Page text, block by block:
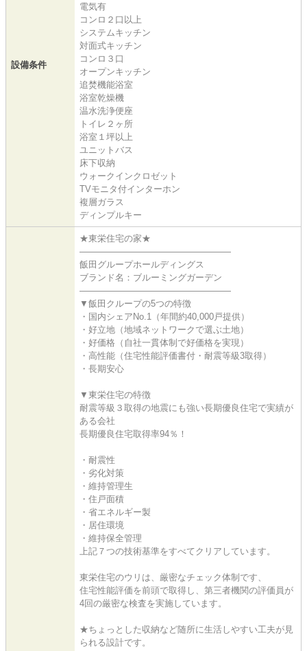
設備条件
電気有
コンロ２口以上
システムキッチン
対面式キッチン
コンロ３口
オープンキッチン
追焚機能浴室
浴室乾燥機
温水洗浄便座
トイレ２ヶ所
浴室１坪以上
ユニットバス
床下収納
ウォークインクロゼット
TVモニタ付インターホン
複層ガラス
ディンプルキー
★東栄住宅の家★
―――――――――――――――――
飯田グループホールディングス
ブランド名：ブルーミングガーデン
―――――――――――――――――
▼飯田クループの5つの特徴
・国内シェアNo.1（年間約40,000戸提供）
・好立地（地域ネットワークで選ぶ土地）
・好価格（自社一貫体制で好価格を実現）
・高性能（住宅性能評価書付・耐震等級3取得）
・長期安心
▼東栄住宅の特徴
耐震等級３取得の地震にも強い長期優良住宅で実績が
ある会社
長期優良住宅取得率94％！
・耐震性
・劣化対策
・維持管理生
・住戸面積
・省エネルギー製
・居住環境
・維持保全管理
上記７つの技術基準をすべてクリアしています。
東栄住宅のウリは、厳密なチェック体制です、
住宅性能評価を前頭で取得し、第三者機関の評価員が
4回の厳密な検査を実施しています。
★ちょっとした収納など随所に生活しやすい工夫が見
られる設計です。